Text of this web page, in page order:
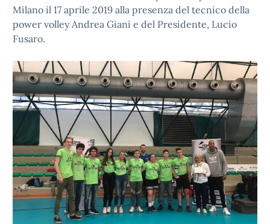
Milano il 17 aprile 2019 alla presenza del tecnico della
power volley Andrea Giani e del Presidente, Lucio
Fusaro.